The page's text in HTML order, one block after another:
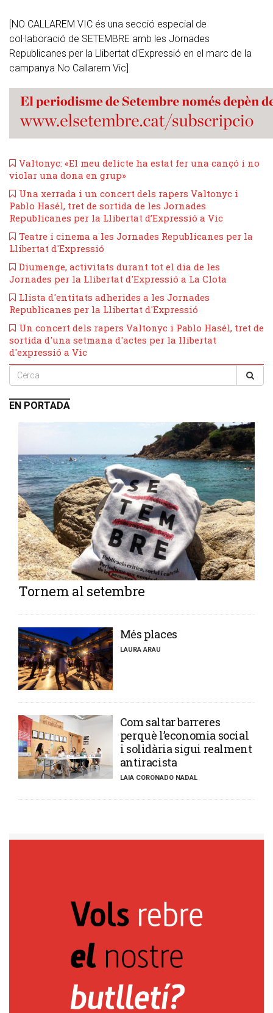
[NO CALLAREM VIC és una secció especial de
col·laboració de SETEMBRE amb les Jornades
Republicanes per la Llibertat d'Expressió en el marc de la
campanya No Callarem Vic]
​Valtonyc: «El meu delicte ha estat fer una cançó i no
violar una dona en grup»
Una xerrada i un concert dels rapers Valtonyc i
Pablo Hasél, tret de sortida de les Jornades
Republicanes per la Llibertat d’Expressió a Vic
Teatre i cinema a les Jornades Republicanes per la
Llibertat d'Expressió
Diumenge, activitats durant tot el dia de les
Jornades per la Llibertat d'Expressió a La Clota
Llista d'entitats adherides a les Jornades
Republicanes per la Llibertat d'Expressió
Un concert dels rapers Valtonyc i Pablo Hasél, tret de
sortida d'una setmana d'actes per la llibertat
d'expressió a Vic
EN PORTADA
Tornem al setembre
​Més places
LAURA ARAU
​Com saltar barreres
perquè l’economia social
i solidària sigui realment
antiracista
LAIA CORONADO NADAL